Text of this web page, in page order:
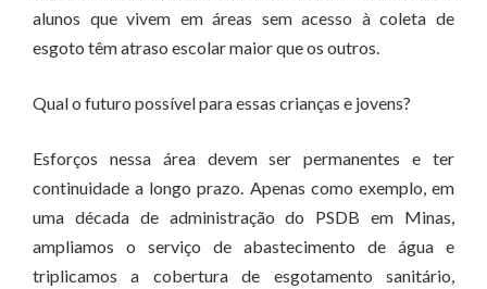
alunos que vivem em áreas sem acesso à coleta de
esgoto têm atraso escolar maior que os outros.
Qual o futuro possível para essas crianças e jovens?
Esforços nessa área devem ser permanentes e ter
continuidade a longo prazo. Apenas como exemplo, em
uma década de administração do PSDB em Minas,
ampliamos o serviço de abastecimento de água e
triplicamos a cobertura de esgotamento sanitário,